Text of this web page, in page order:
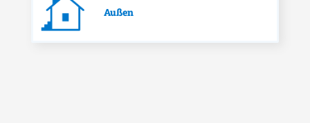
Außen